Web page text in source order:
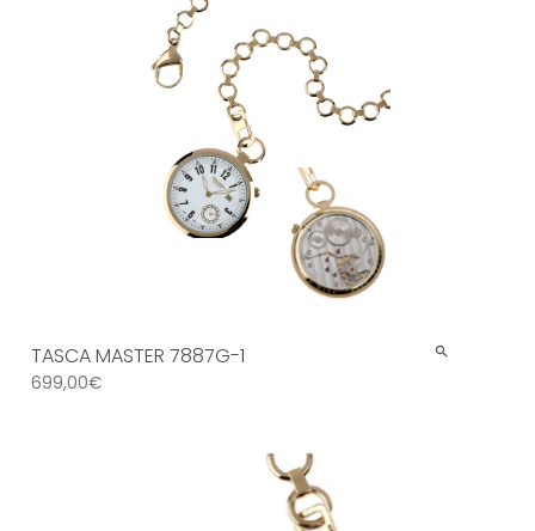
TASCA MASTER 7887G-1
699,00€